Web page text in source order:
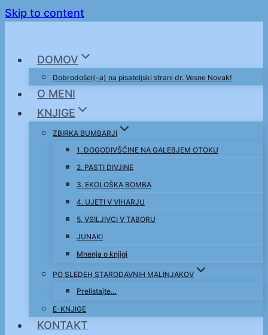
Skip to content
DOMOV
Dobrodošel(-a) na pisateljski strani dr. Vesne Novak!
O MENI
KNJIGE
ZBIRKA BUMBARJI
1. DOGODIVŠČINE NA GALEBJEM OTOKU
2. PASTI DIVJINE
3. EKOLOŠKA BOMBA
4. UJETI V VIHARJU
5. VSILJIVCI V TABORU
JUNAKI
Mnenja o knjigi
PO SLEDEH STARODAVNIH MALINJAKOV
Prelistajte…
E-KNJIGE
KONTAKT